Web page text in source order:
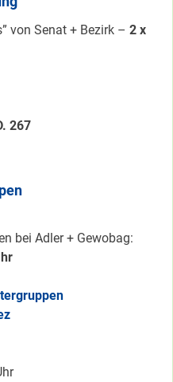
von Senat + Bezirk – 2 x
267
bei Adler + Gewobag: